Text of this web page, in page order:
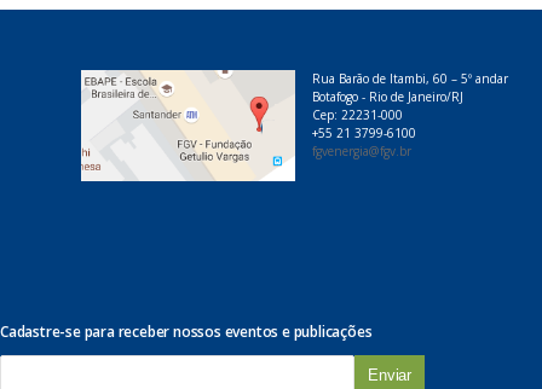
Rua Barão de Itambi, 60 – 5º andar
Botafogo - Rio de Janeiro/RJ
Cep: 22231-000
+55 21 3799-6100
fgvenergia@fgv.br
Cadastre-se para receber nossos eventos e publicações